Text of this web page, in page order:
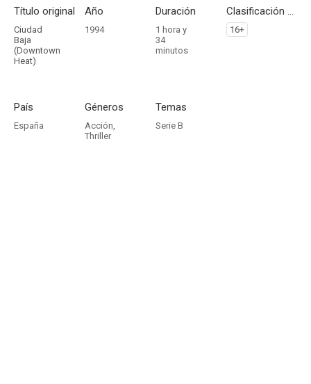
Título original
Ciudad
Baja
(Downtown
Heat)
Año
1994
Duración
1 hora y
34
minutos
Clasificación por edades
16+
País
España
Géneros
Acción,
Thriller
Temas
Serie B